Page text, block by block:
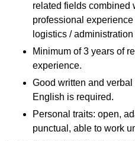
related fields combined
professional
logistics /
Minimum of 3 years of
experience.
Good written and
English is required.
Personal traits: open,
punctual, able to work